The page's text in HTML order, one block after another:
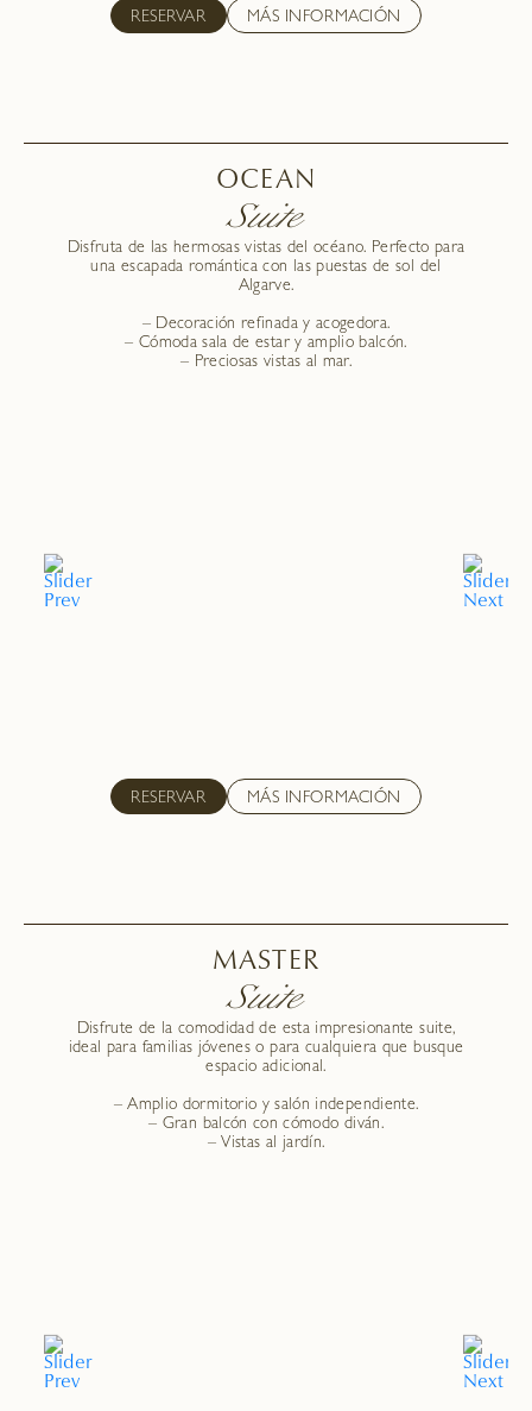
RESERVAR MÁS INFORMACIÓN
OCEAN
Suite
Disfruta de las hermosas vistas del océano. Perfecto para
una escapada romántica con las puestas de sol del
Algarve.
– Decoración refinada y acogedora.
– Cómoda sala de estar y amplio balcón.
– Preciosas vistas al mar.
RESERVAR MÁS INFORMACIÓN
MASTER
Suite
Disfrute de la comodidad de esta impresionante suite,
ideal para familias jóvenes o para cualquiera que busque
espacio adicional.
– Amplio dormitorio y salón independiente.
– Gran balcón con cómodo diván.
– Vistas al jardín.